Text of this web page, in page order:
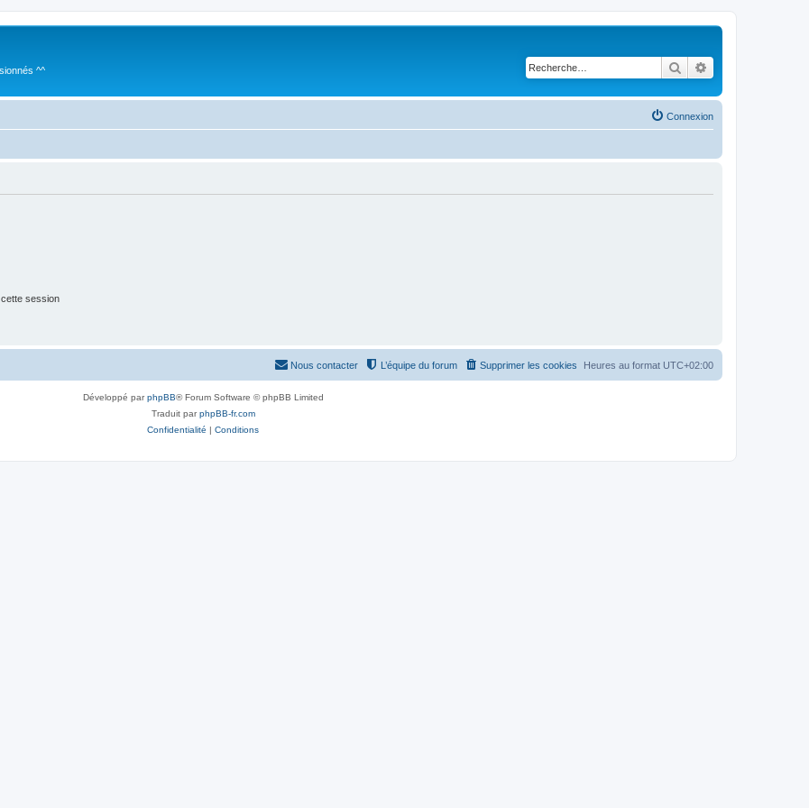
^^ Rechercher
Connexion
session
Heures au format UTC+02:00
Supprimer les cookies
L’équipe du forum
Nous contacter
Développé parphpBB® Forum Software © phpBB Limited
Traduit parphpBB-fr.com
Confidentialité | Conditions